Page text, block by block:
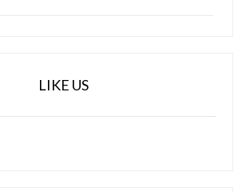
LIKE US